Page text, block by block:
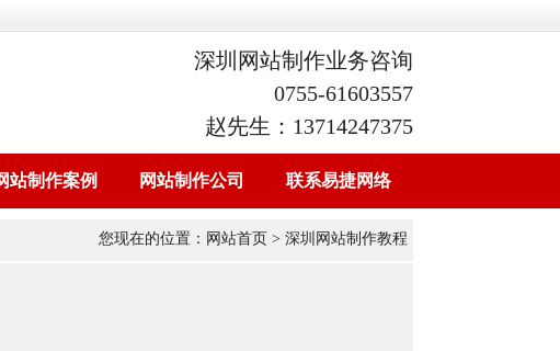
深圳网站制作业务咨询
0755-61603557
赵先生：13714247375
站制作案例 网站制作公司 联系易捷网络
您现在的位置： 网站首页 > 深圳网站制作教程